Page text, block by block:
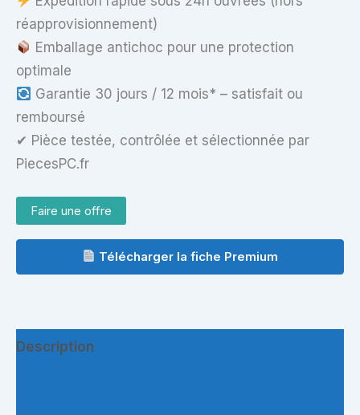
réapprovisionnement)
Emballage antichoc pour une protection
optimale
Garantie 30 jours / 12 mois* – satisfait ou
remboursé
✔ Pièce testée, contrôlée et sélectionnée par
PiecesPC.fr
Faire une offre
Télécharger la fiche Premium
Description